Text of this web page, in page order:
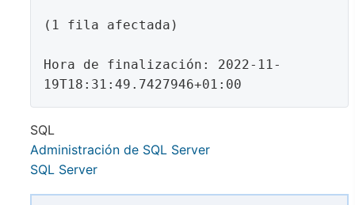
(1 fila afectada)
Hora de finalización: 2022-11-
19T18:31:49.7427946+01:00
SQL
Administración de SQL Server
SQL Server